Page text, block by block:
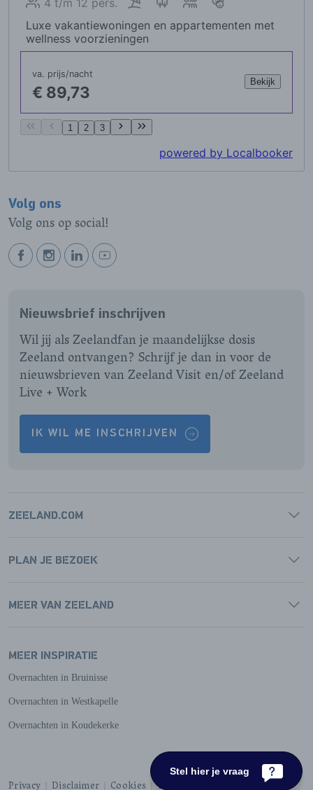
Volg ons
Volg ons op social!
BEKIJK
PAGINA
BEKIJK
PAGINA
BEKIJK
PAGINA
BEKIJK
PAGINA
Nieuwsbrief inschrijven
Wil jij als Zeelandfan je maandelijkse dosis
Zeeland ontvangen? Schrijf je dan in voor de
nieuwsbrieven van Zeeland Visit en/of Zeeland
Live + Work
IK WIL ME INSCHRIJVEN
ZEELAND.COM
PLAN JE BEZOEK
MEER VAN ZEELAND
MEER INSPIRATIE
Overnachten in Bruinisse
Overnachten in Westkapelle
Overnachten in Koudekerke
Stel hier je vraag